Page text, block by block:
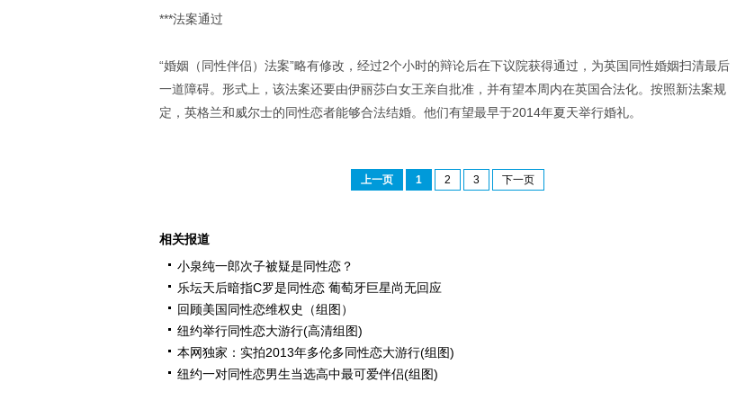
***法案通过
“婚姻（同性伴侣）法案”略有修改，经过2个小时的辩论后在下议院获得通过，为英国同性婚姻扫清最后
一道障碍。形式上，该法案还要由伊丽莎白女王亲自批准，并有望本周内在英国合法化。按照新法案规
定，英格兰和威尔士的同性恋者能够合法结婚。他们有望最早于2014年夏天举行婚礼。
上一页 1 2 3 下一页
相关报道
小泉纯一郎次子被疑是同性恋？
乐坛天后暗指C罗是同性恋 葡萄牙巨星尚无回应
回顾美国同性恋维权史（组图）
纽约举行同性恋大游行(高清组图)
本网独家：实拍2013年多伦多同性恋大游行(组图)
纽约一对同性恋男生当选高中最可爱伴侣(组图)